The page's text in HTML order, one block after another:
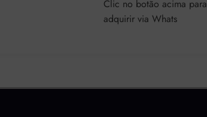
Clic no botão acima para
adquirir via Whats